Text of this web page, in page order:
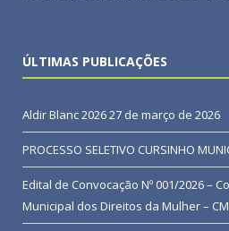
ÚLTIMAS PUBLICAÇÕES
Aldir Blanc 202627 de março de 2026
PROCESSO SELETIVO CURSINHO
Edital de Convocação Nº 001/2026 –
Municipal dos Direitos da Mulher –